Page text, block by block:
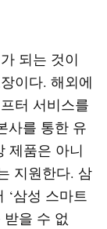
되는 것이
이다. 해외에
터 서비스를
사를 통한 유
제품은 아니
지원한다. 삼
‘삼성 스마트
을 수 없